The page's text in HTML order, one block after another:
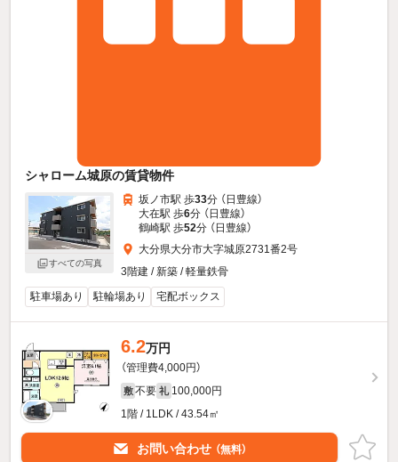
シャローム城原の賃貸物件
すべての写真
坂ノ市駅 歩33分 （日豊線）
大在駅 歩6分 （日豊線）
鶴崎駅 歩52分 （日豊線）
大分県大分市大字城原2731番2号
3階建 / 新築 / 軽量鉄骨
駐車場あり
駐輪場あり 宅配ボックス
6.2万円
（管理費4,000円）
敷 不要 礼 100,000円
1階 / 1LDK / 43.54㎡
お問い合わせ （無料）